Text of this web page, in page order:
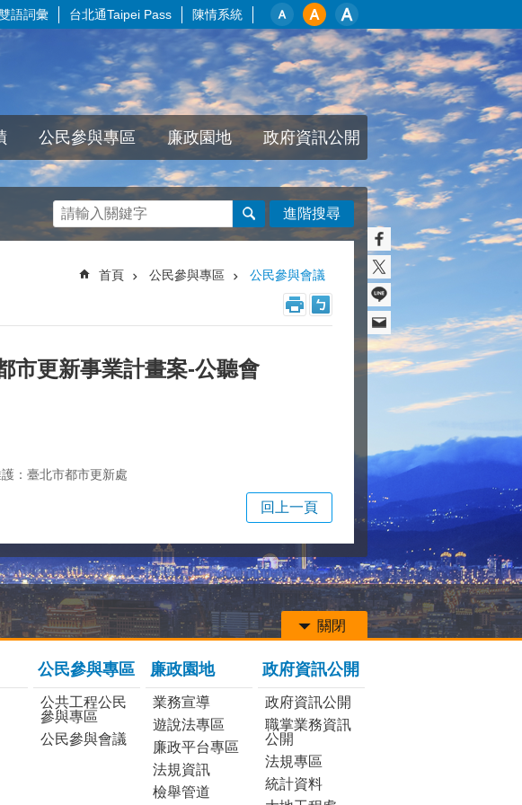
語詞彙 台北通Taipei Pass 陳情系統
公民參與專區 廉政園地 政府資訊公開
進階搜尋
首頁 公民參與專區 公民參與會議
市更新事業計畫案-公聽會
：臺北市都市更新處
回上一頁
關閉
公民參與專區
公共工程公民
參與專區
公民參與會議
廉政園地
業務宣導
遊說法專區
廉政平台專區
法規資訊
檢舉管道
政府資訊公開
政府資訊公開
職掌業務資訊
公開
法規專區
統計資料